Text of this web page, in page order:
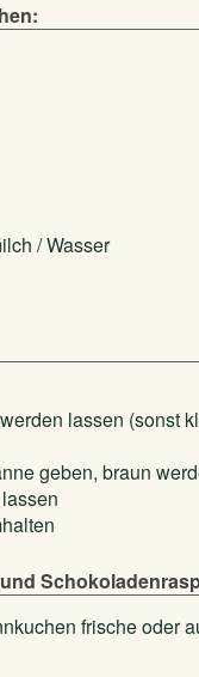
/ Wasser
lassen (sonst
geben, braun
frische oder